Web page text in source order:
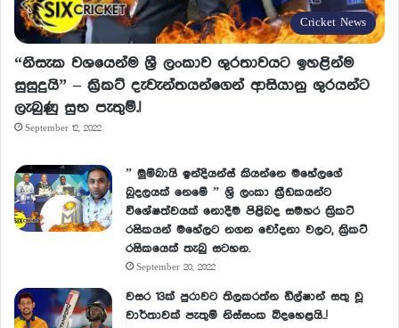
Cricket News
“නිසැක වශයෙන්ම ශ්‍රී ලංකාව ශුරතාවයට ඉහළින්ම
සුසුදුයි” – ක්‍රිකට් දැවැන්තයන්ගෙන් ආසියානු ශුරයන්ට
ලැබුණු සුභ පැතුම්.!
September 12, 2022
” මුම්බායි ඉන්දියන්ස් කියන්නෙ මහේලගේ
බූදලයක් නෙමේ ” ශ්‍රි ලංකා ක්‍රීඩකයන්ට
විශේෂත්වයක් නොදීම පිළිබද සමහර ක්‍රිකට්
රසිකයන් මහේලට නගන චෝදනා වලට, ක්‍රිකට්
රසිකයෙක් තැබු සටහන.
September 20, 2022
වසර 13ක් පුරාවට තිලකරත්න ඩිල්ෂාන් සතු වූ
වාර්තාවක් පැතුම් නිස්සංක බිදහෙළයි..!